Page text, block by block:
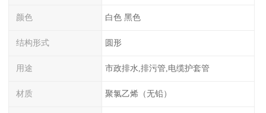
颜色 白色 黑色
结构形式 圆形
用途 市政排水,排污管,电缆护套管
材质 聚氯乙烯（无铅）